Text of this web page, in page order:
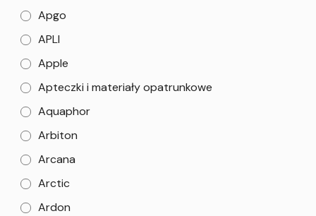
Apgo
APLI
Apple
Apteczki i materiały opatrunkowe
Aquaphor
Arbiton
Arcana
Arctic
Ardon